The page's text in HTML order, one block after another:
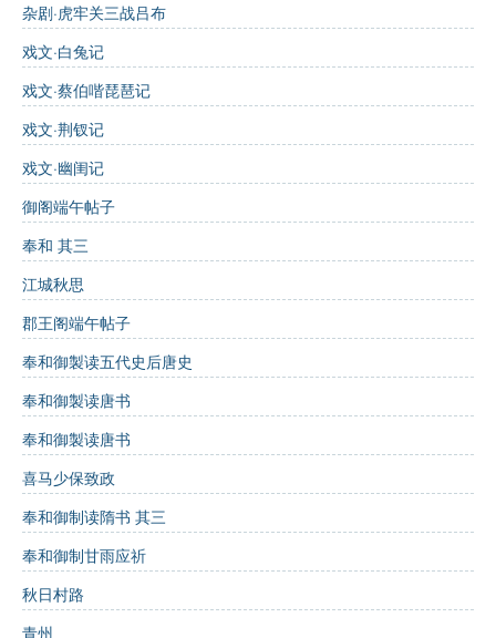
杂剧·虎牢关三战吕布
戏文·白兔记
戏文·蔡伯喈琵琶记
戏文·荆钗记
戏文·幽闺记
御阁端午帖子
奉和 其三
江城秋思
郡王阁端午帖子
奉和御製读五代史后唐史
奉和御製读唐书
奉和御製读唐书
喜马少保致政
奉和御制读隋书 其三
奉和御制甘雨应祈
秋日村路
青州
横陈皆锦绣：描绘了一个繁华的场景，物品的陈列整
齐且华丽，展示了生活的富足。
器皿尽金玉
示着物质生活的极致。
修辞手法
对仗：诗句采用对仗手法，两句中的“横陈”和“尽”，以
及“锦绣”和“金玉”形成了呼应，增强了诗歌的韵律感。
夸张：对华丽场景的描绘有一定夸张成分，体现了对
奢华生活的向往。
主题思想
诗歌的中心思想在于对奢华生活的描绘，反映了人们对
物质财富和美好生活的追求，同时也引发对精神生活的
思考。
意象分析